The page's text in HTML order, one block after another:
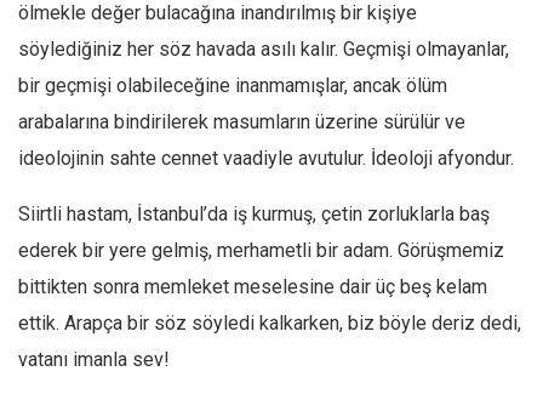
ölmekle değer bulacağına inandırılmış bir kişiye
söylediğiniz her söz havada asılı kalır. Geçmişi olmayanlar,
bir geçmişi olabileceğine inanmamışlar, ancak ölüm
arabalarına bindirilerek masumların üzerine sürülür ve
ideolojinin sahte cennet vaadiyle avutulur. İdeoloji afyondur.
Siirtli hastam, İstanbul’da iş kurmuş, çetin zorluklarla baş
ederek bir yere gelmiş, merhametli bir adam. Görüşmemiz
bittikten sonra memleket meselesine dair üç beş kelam
ettik. Arapça bir söz söyledi kalkarken, biz böyle deriz dedi,
vatanı imanla sev!